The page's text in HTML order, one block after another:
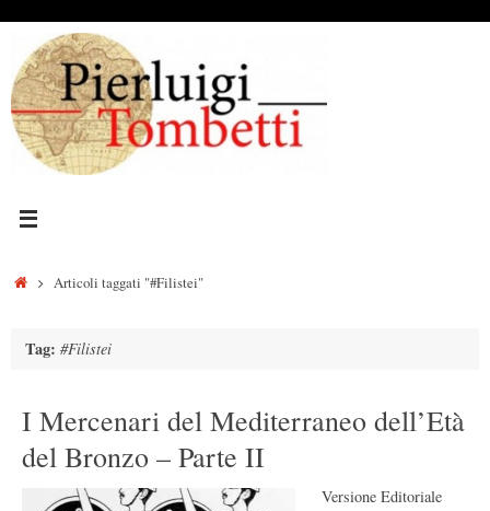
contenuto
HomeArticoli taggati "#Filistei"
Tag: #Filistei
I Mercenari del Mediterraneo dell’Età
del Bronzo – Parte II
Versione Editoriale